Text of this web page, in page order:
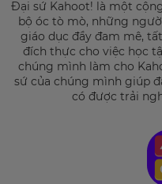
Đại sứ Kahoot! là một
bộ óc tò mò, những
giáo dục đầy đam mê,
đích thực cho việc học
chúng mình làm cho
sứ của chúng mình giúp
có được trải